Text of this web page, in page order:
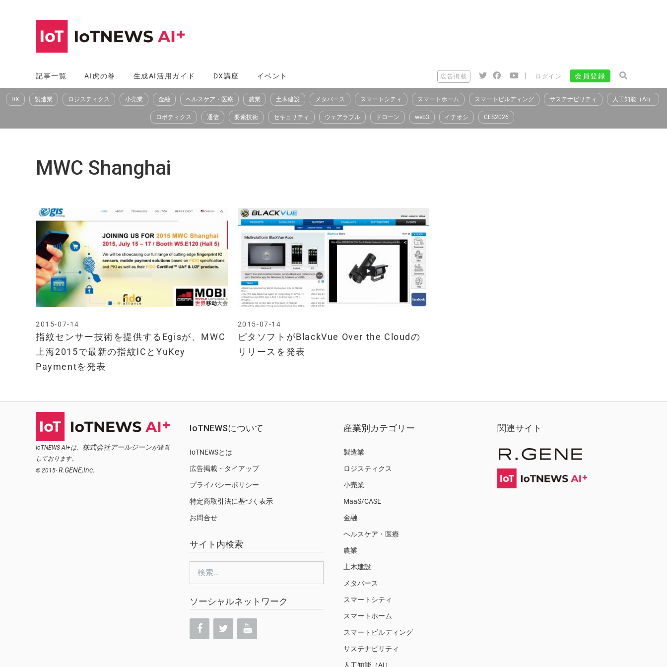
へ
ス
記事一覧 AI虎の巻 生成AI活用ガイド DX講座 イベント 広告掲載 | ログイン 会員登録
DX 製造業 ロジスティクス 小売業 金融 ヘルスケア・医療 農業 土木建設 メタバース スマートシティ スマートホーム スマートビルディング サステナビリティ 人工知能（AI）
ロボティクス 通信 要素技術 セキュリティ ウェアラブル ドローン web3 イチオシ CES2026
MWC Shanghai
指紋センサー技術を提供するEgisが、MWC
上海2015で最新の指紋ICとYuKey
Paymentを発表
2015-07-14
ピタソフトがBlackVue Over the Cloudの
リリースを発表
2015-07-14
IoTNEWS AI+は、 株式会社アールジーンが運営
しております。
© 2015- R.GENE,Inc.
IoTNEWSについて
IoTNEWSとは
広告掲載・タイアップ
プライバシーポリシー
特定商取引法に基づく表示
お問合せ
サイト内検索
ソーシャルネットワーク
産業別カテゴリー
製造業
ロジスティクス
小売業
MaaS/CASE
金融
ヘルスケア・医療
農業
土木建設
メタバース
スマートシティ
スマートホーム
スマートビルディング
サステナビリティ
人工知能（AI）
関連サイト